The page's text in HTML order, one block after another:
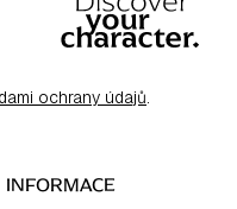
ochrany údajů.
INFORMACE